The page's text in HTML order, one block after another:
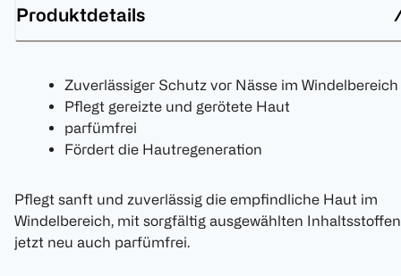
Produktdetails
Zuverlässiger Schutz vor Nässe im Windelbereich
Pflegt gereizte und gerötete Haut
parfümfrei
Fördert die Hautregeneration
Pflegt sanft und zuverlässig die empfindliche Haut im
Windelbereich, mit sorgfältig ausgewählten Inhaltsstoffen
jetzt neu auch parfümfrei.